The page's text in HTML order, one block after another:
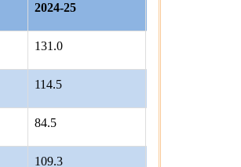
2024-25
131.0
114.5
84.5
109.3